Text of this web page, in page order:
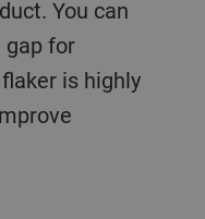
You can
gap for
is highly
different
and sieve
Or use oat
flakes.
of our